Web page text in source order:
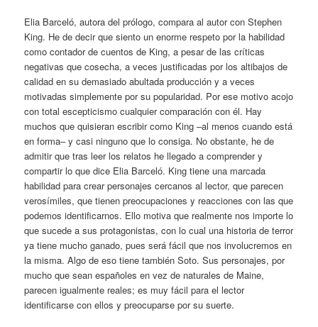
Elia Barceló, autora del prólogo, compara al autor con Stephen
King. He de decir que siento un enorme respeto por la habilidad
como contador de cuentos de King, a pesar de las críticas
negativas que cosecha, a veces justificadas por los altibajos de
calidad en su demasiado abultada producción y a veces
motivadas simplemente por su popularidad. Por ese motivo acojo
con total escepticismo cualquier comparación con él. Hay
muchos que quisieran escribir como King –al menos cuando está
en forma– y casi ninguno que lo consiga. No obstante, he de
admitir que tras leer los relatos he llegado a comprender y
compartir lo que dice Elia Barceló. King tiene una marcada
habilidad para crear personajes cercanos al lector, que parecen
verosímiles, que tienen preocupaciones y reacciones con las que
podemos identificarnos. Ello motiva que realmente nos importe lo
que sucede a sus protagonistas, con lo cual una historia de terror
ya tiene mucho ganado, pues será fácil que nos involucremos en
la misma. Algo de eso tiene también Soto. Sus personajes, por
mucho que sean españoles en vez de naturales de Maine,
parecen igualmente reales; es muy fácil para el lector
identificarse con ellos y preocuparse por su suerte.